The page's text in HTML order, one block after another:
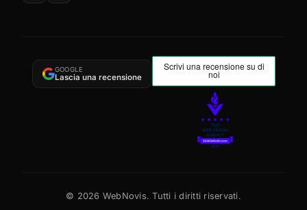
GOOGLE
Lascia una recensione
© 2026 WebNovis. Tutti i diritti riservati.